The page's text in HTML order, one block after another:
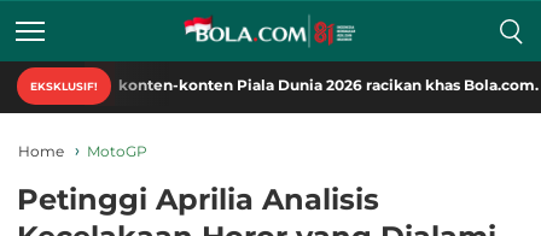
EKSKLUSIF!
konten-konten Piala Dunia 2026 racikan khas Bola.com. Klik di sini!
Home MotoGP
Petinggi Aprilia Analisis